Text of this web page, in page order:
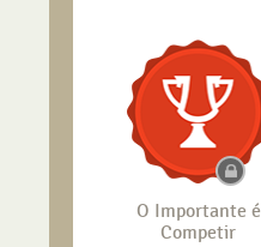
O Importante é
Competir